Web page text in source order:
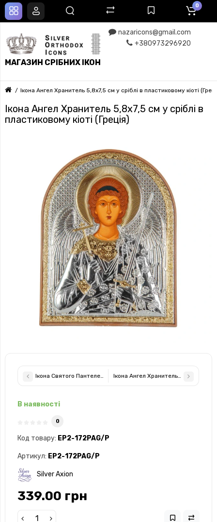
МАГАЗИН СРІБНИХ ІКОН
nazaricons@gmail.com
+380973296920
0
Ікона Ангел Хранитель 5,8х7,5 см у сріблі в пластиковому кіоті
Ікона Ангел Хранитель 5,8х7,5 см у сріблі в
пластиковому кіоті (Греція)
Ікона Святого Пантелеймона Цілителя 20х25см срібний оклад
Ікона Ангел Хранитель 8,5х10,5 см у
В наявності
0
Код товару: EP2-172PAG/P
Артикул: EP2-172PAG/P
Silver Axion
339.00 грн